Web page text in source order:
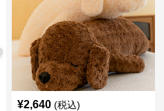
¥2,640 (税込)